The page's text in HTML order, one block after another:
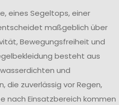
eines Segeltops, einer
maßgeblich über
Bewegungsfreiheit und
besteht aus
und
die zuverlässig vor Regen,
nach Einsatzbereich kommen